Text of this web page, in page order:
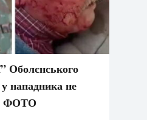
Оболєнського
нападника не
ФОТО